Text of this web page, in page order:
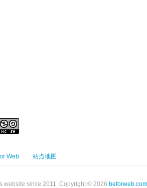
Web 站点地图
website since 2011. Copyright © 2026 beforweb.com